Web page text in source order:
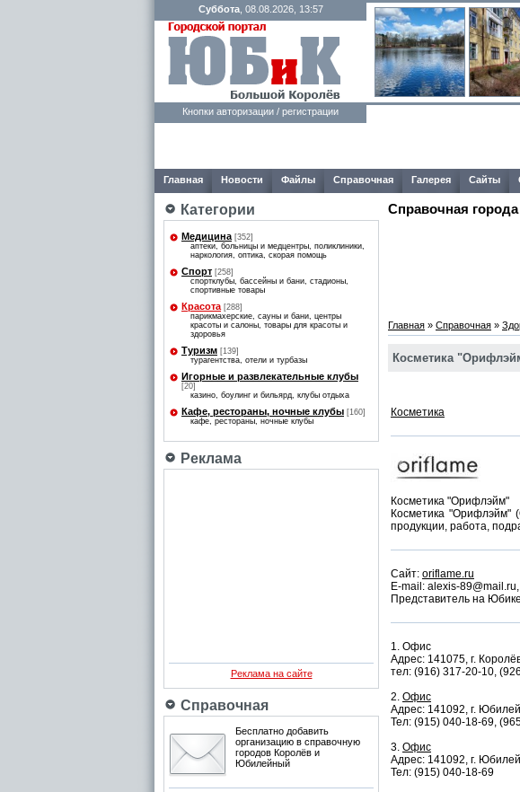
Суббота, 08.08.2026, 13:57
Кнопки авторизации / регистрации
Главная Новости Файлы Справочная Галерея Сайты
Категории
Медицина [352]
аптеки, больницы и медцентры, поликлиники,
наркология, оптика, скорая помощь
Спорт [258]
спортклубы, бассейны и бани, стадионы,
спортивные товары
Красота [288]
парикмахерские, сауны и бани, центры
красоты и салоны, товары для красоты и
здоровья
Туризм [139]
турагентства, отели и турбазы
Игорные и развлекательные клубы
[20]
казино, боулинг и бильярд, клубы отдыха
Кафе, рестораны, ночные клубы [160]
кафе, рестораны, ночные клубы
Реклама
Реклама на сайте
Справочная
Бесплатно добавить
организацию в справочную
городов Королёв и
Юбилейный
Справочная
Главная » Справочная »
Косметика
Косметика
Косметика "Орифлэйм"
Косметика "Орифлэйм"
продукции, работа,
Сайт: oriflame.ru
E-mail: alexis-
Представитель на
1. Офис
Адрес: 141075, г.
тел: (916) 317-20-10,
2. Офис
Адрес: 141092, г.
Тел: (915) 040-18-69,
3. Офис
Адрес: 141092, г.
Тел: (915) 040-18-69